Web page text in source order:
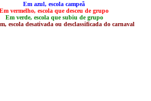
Em azul, escola campeã
Em vermelho, escola que desceu de grupo
Em verde, escola que subiu de grupo
escola desativada ou desclassificada do carnaval